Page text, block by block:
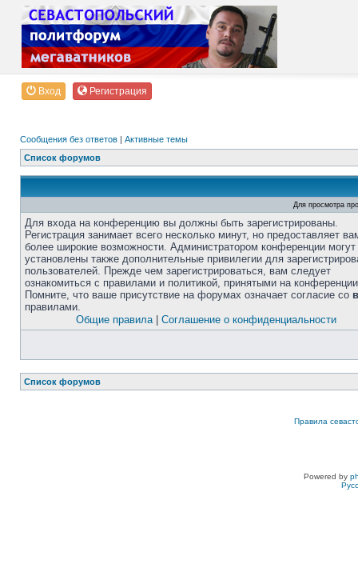
Вход Регистрация
Сообщения без ответов | Активные темы
Список форумов
Для просмотра
Для входа на конференцию вы должны быть зарегистрированы.
Регистрация занимает всего несколько минут, но предоставляет
более широкие возможности. Администратором конференции
установлены также дополнительные привилегии для
пользователей. Прежде чем зарегистрироваться, вам следует
ознакомиться с правилами и политикой, принятыми на
Помните, что ваше присутствие на форумах означает согласие со
правилами.
Общие правила| Соглашение о конфиденциальности
Список форумов
Правила
Powered by